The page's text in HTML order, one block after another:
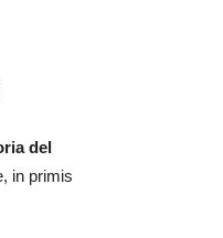
del
in primis